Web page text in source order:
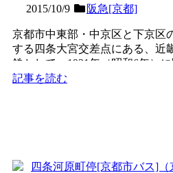
2015/10/9 阪急[京都]
京都市中東部・中京区と下京区
する四条大宮交差点にある、近
鉄として、1931年（昭和6年）
の終着駅として開...
記事を読む